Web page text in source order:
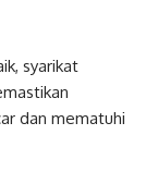
syarikat
dan mematuhi